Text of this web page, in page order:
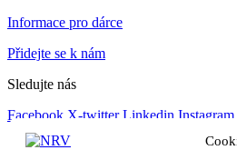
Informace pro dárce
Přidejte se k nám
Sledujte nás
Facebook X-twitter Linkedin Instagram